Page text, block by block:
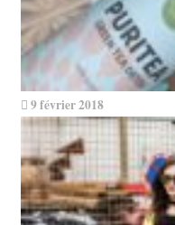
9 février 2018